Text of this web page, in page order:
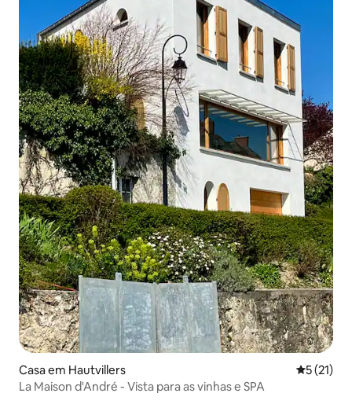
Casa em Hautvillers
5 (21)
La Maison d'André - Vista para as vinhas e SPA